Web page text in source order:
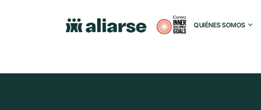
QUIÉNES SOMOS